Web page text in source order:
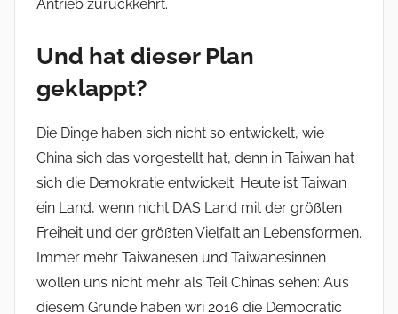
Antrieb zurückkehrt.
Und hat dieser Plan
geklappt?
Die Dinge haben sich nicht so entwickelt, wie
China sich das vorgestellt hat, denn in Taiwan hat
sich die Demokratie entwickelt. Heute ist Taiwan
ein Land, wenn nicht DAS Land mit der größten
Freiheit und der größten Vielfalt an Lebensformen.
Immer mehr Taiwanesen und Taiwanesinnen
wollen uns nicht mehr als Teil Chinas sehen: Aus
diesem Grunde haben wri 2016 die Democratic